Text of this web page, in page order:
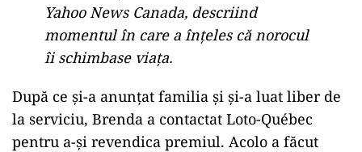
Yahoo News Canada, descriind
momentul în care a înțeles că norocul
îi schimbase viața.
După ce și-a anunțat familia și și-a luat liber de
la serviciu, Brenda a contactat Loto-Québec
pentru a-și revendica premiul. Acolo a făcut